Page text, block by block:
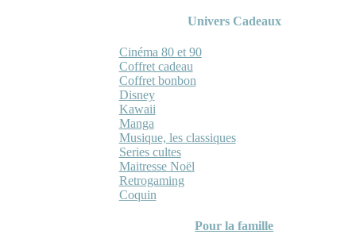
Univers Cadeaux
Cinéma 80 et 90
Coffret cadeau
Coffret bonbon
Disney
Kawaii
Manga
Musique, les classiques
Series cultes
Maitresse Noël
Retrogaming
Coquin
Pour la famille